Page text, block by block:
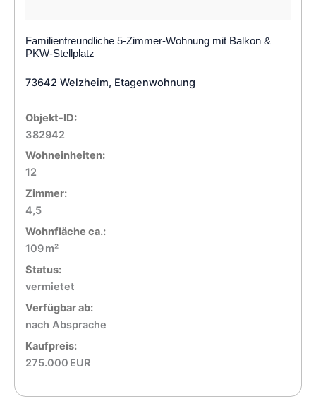
Familienfreundliche 5-Zimmer-Wohnung mit Balkon &
PKW-Stellplatz
73642 Welzheim, Etagenwohnung
Objekt-ID:
382942
Wohneinheiten:
12
Zimmer:
4,5
Wohnfläche ca.:
109 m²
Status:
vermietet
Verfügbar ab:
nach Absprache
Kaufpreis:
275.000 EUR